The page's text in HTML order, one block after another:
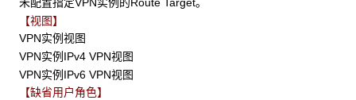
【视图】
VPN实例视图
VPN实例IPv4 VPN视图
VPN实例IPv6 VPN视图
【缺省用户角色】